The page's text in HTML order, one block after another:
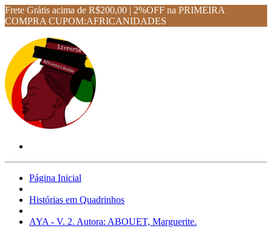
Frete Grátis acima de R$200,00 | 2%OFF na PRIMEIRA
COMPRA CUPOM:AFRICANIDADES
Página Inicial
Histórias em Quadrinhos
AYA - V. 2. Autora: ABOUET, Marguerite.